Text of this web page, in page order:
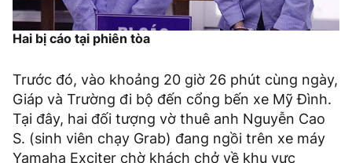
Hai bị cáo tại phiên tòa
Trước đó, vào khoảng 20 giờ 26 phút cùng ngày,
Giáp và Trường đi bộ đến cổng bến xe Mỹ Đình.
Tại đây, hai đối tượng vờ thuê anh Nguyễn Cao
S. (sinh viên chạy Grab) đang ngồi trên xe máy
Yamaha Exciter chờ khách chở về khu vực